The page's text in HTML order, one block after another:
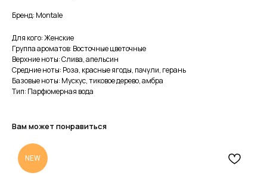
Бренд: Montale
Для кого: Женские
Группа ароматов: Восточные цветочные
Верхние ноты: Слива, апельсин
Средние ноты: Роза, красные ягоды, пачули, герань
Базовые ноты: Мускус, тиковое дерево, амбра
Тип: Парфюмерная вода
Вам может понравиться
NEW